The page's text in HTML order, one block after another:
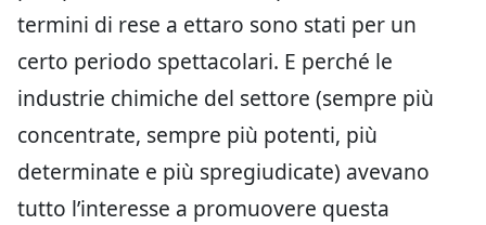
termini di rese a ettaro sono stati per un
certo periodo spettacolari. E perché le
industrie chimiche del settore (sempre più
concentrate, sempre più potenti, più
determinate e più spregiudicate) avevano
tutto l’interesse a promuovere questa